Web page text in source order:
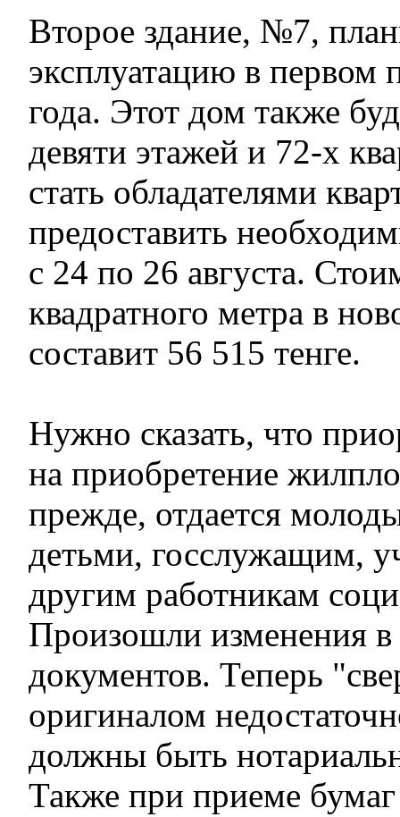
Второе здание, №7,
эксплуатацию в первом
года. Этот дом также
девяти этажей и 72-х
стать обладателями
предоставить
с 24 по 26 августа.
квадратного метра в
составит 56 515 тенге.
Нужно сказать, что
на приобретение
прежде, отдается
детьми, госслужащим,
другим работникам
Произошли изменения в
документов. Теперь
оригиналом
должны быть
Также при приеме бумаг